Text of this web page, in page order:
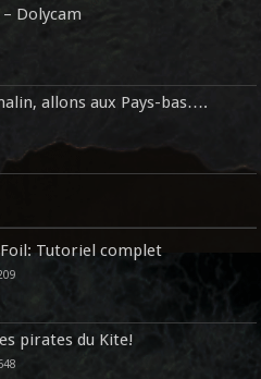
Dolycam
allons aux Pays-bas….
Tutoriel complet
pirates du Kite!